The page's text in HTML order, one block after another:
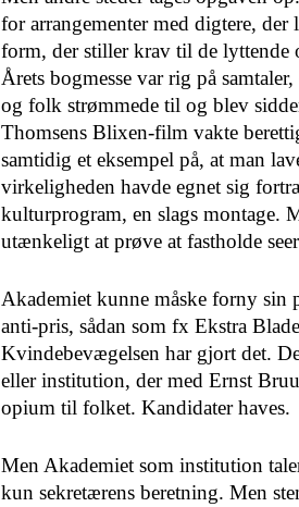
for arrangementer med digtere,
form, der stiller krav til de
Årets bog­messe var rig på
og folk strømmede til og blev
Thomsens Blixen-film vakte
samtidig et eksempel på, at man
virkeligheden havde egnet sig
kulturprogram, en slags montage.
utænke­ligt at prøve at fastholde
Akademiet kunne måske forny sin
anti-pris, sådan som fx Ekstra
Kvindebevægelsen har gjort det.
eller institution, der med Ernst
opium til folket. Kandidater haves.
Men Akademiet som institution
kun sekretærens beretning. Men